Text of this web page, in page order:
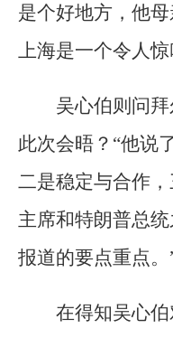
是个好地方，他
上海是一个令人
吴心伯则问
此次会晤？“他说
二是稳定与合作
主席和特朗普总
报道的要点重点。
在得知吴心